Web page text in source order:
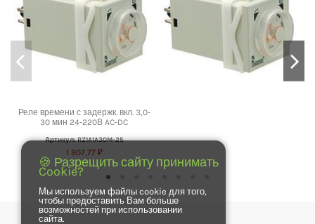
Реле времени с задержк. вкл. 3,0-
30 мин 24-220В AC-DC
Артикул: RZ1A1A30M-25
1 907,77 ₽
🍪 Разрещить сайту принимать
Cookie?
Мы используем файлы cookie для того,
чтобы предоставить Вам больше
возможностей при использовании
сайта.